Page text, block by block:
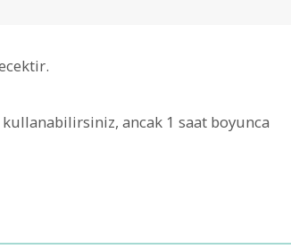
ancak 1 saat boyunca